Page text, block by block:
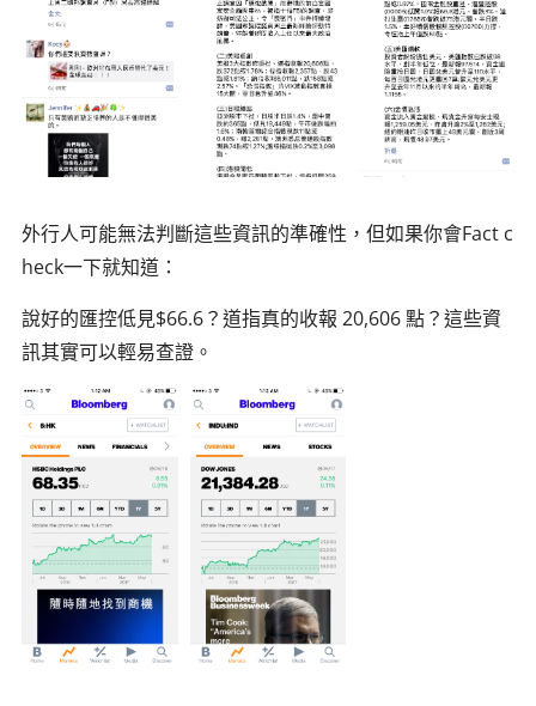
外行人可能無法判斷這些資訊的準確性，但如果你會Fact c
heck一下就知道：
說好的匯控低見$66.6？道指真的收報 20,606 點？這些資
訊其實可以輕易查證。